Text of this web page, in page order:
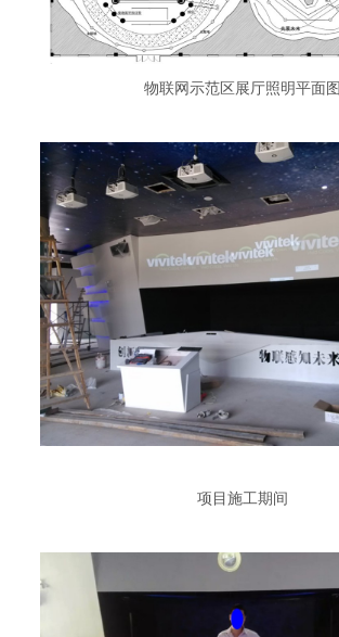
物联网示范区展厅照明平面图
项目施工期间